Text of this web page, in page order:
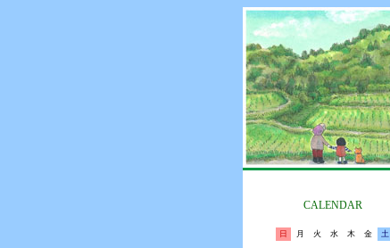
CALENDAR
日 月 火 水 木 金 土